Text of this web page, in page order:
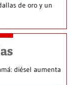
de oro y un
diésel aumenta